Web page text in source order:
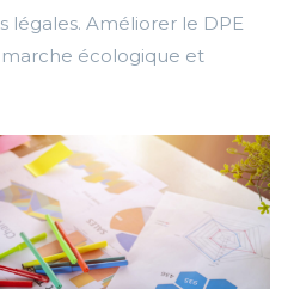
légales. Améliorer le DPE
écologique et